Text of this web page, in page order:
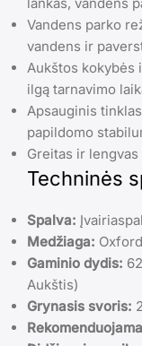
Vandens parko
vandens ir
Aukštos kokybės
ilgą tarnavimo
Apsauginis
papildomo
Greitas ir
Techninės
Spalva:
Medžiaga:
Gaminio dydis:
Aukštis)
Grynasis svoris: